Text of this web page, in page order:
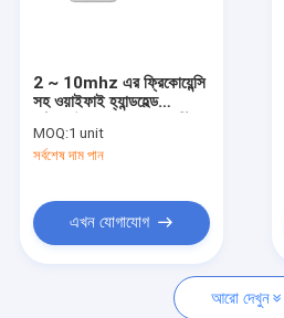
যোগাযোগ করুন
মামলা
2 ~ 10mhz এর ফ্রিকোয়েন্সি
সহ ওয়াইফাই হ্যান্ডহেল্ড
সিস্টেম
MOQ:1 unit
সর্বশেষ দাম পান
এখন যোগাযোগ
আরো দেখুন